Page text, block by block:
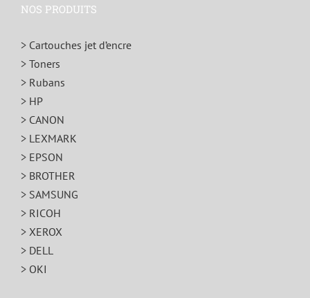
NOS PRODUITS
> Cartouches jet d’encre
> Toners
> Rubans
> HP
> CANON
> LEXMARK
> EPSON
> BROTHER
> SAMSUNG
> RICOH
> XEROX
> DELL
> OKI